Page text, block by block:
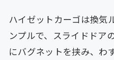
ハイゼットカーゴは換気
ンプルで、スライドドア
にバグネットを挟み、わ